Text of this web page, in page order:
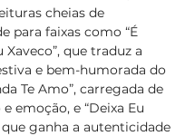
cheias de
para faixas como “É
que traduz a
e bem-humorada do
Te Amo”, carregada de
emoção, e “Deixa Eu
que ganha a autenticidade